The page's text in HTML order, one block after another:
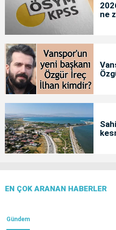
ne
EN ÇOK ARANAN HABERLER
Gündem